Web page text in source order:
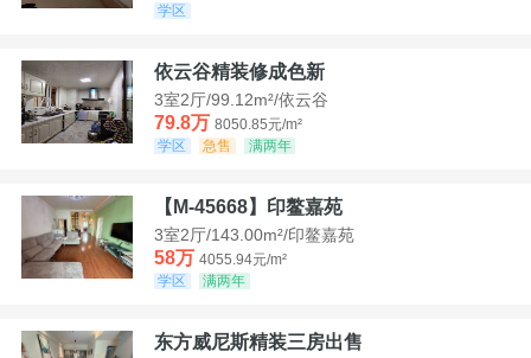
学区
依云谷精装修成色新
3室2厅/99.12m²/依云谷
79.8万 8050.85元/m²
学区
急售 满两年
【M-45668】印鳌嘉苑
3室2厅/143.00m²/印鳌嘉苑
58万 4055.94元/m²
学区
满两年
东方威尼斯精装三房出售